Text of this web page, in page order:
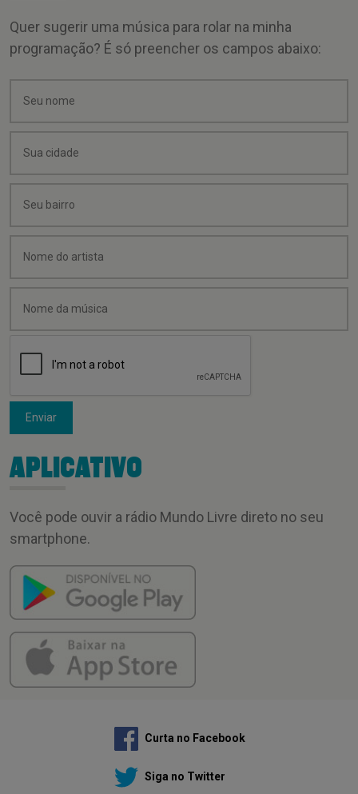
Quer sugerir uma música para rolar na minha
programação? É só preencher os campos abaixo:
Enviar
APLICATIVO
Você pode ouvir a rádio Mundo Livre direto no seu
smartphone.
Curta no Facebook
Siga no Twitter